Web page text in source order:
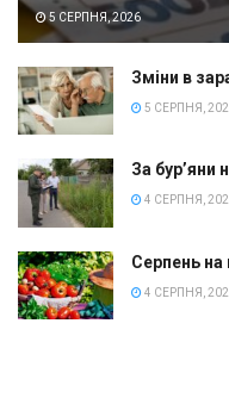
5 СЕРПНЯ, 2026
Зміни в
5 СЕРПНЯ,
За бур’яни
4 СЕРПНЯ,
Серпень на
4 СЕРПНЯ,